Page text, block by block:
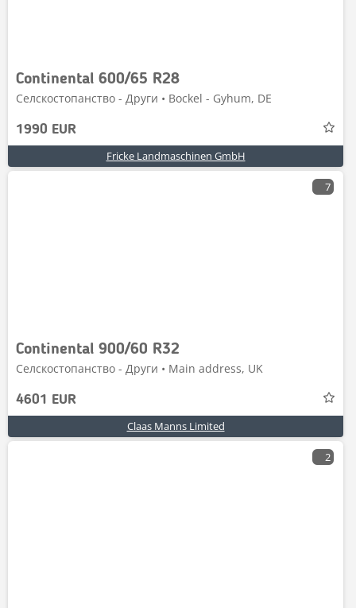
Continental 600/65 R28
Селскостопанство - Други • Bockel - Gyhum, DE
1990 EUR
Fricke Landmaschinen GmbH
7
Continental 900/60 R32
Селскостопанство - Други • Main address, UK
4601 EUR
Claas Manns Limited
2